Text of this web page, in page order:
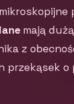
mają
z
przekąsek o